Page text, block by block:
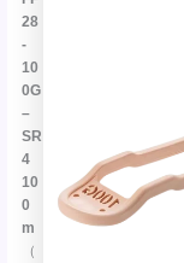
28
-
10
0G
–
SR
4
10
0
m
（